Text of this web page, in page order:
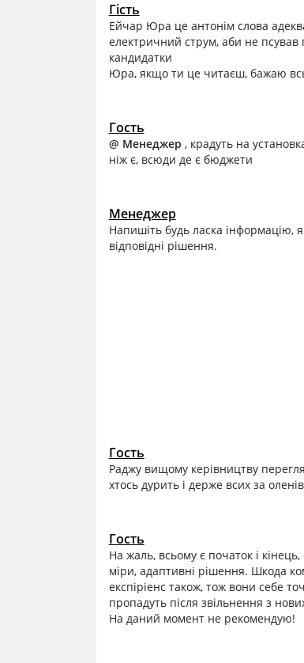
Гість
Ейчар Юра це антонім слова
електричний струм, аби не псував
кандидатки
Юра, якщо ти це читаєш, бажаю
Гость
@ Менеджер , крадуть на
ніж є, всюди де є бюджети
Менеджер
Напишіть будь ласка інформацію,
відповідні рішення.
Гость
Раджу вищому керівництву
хтось дурить і держе всих за
Гость
На жаль, всьому є початок і
міри, адаптивні рішення. Шкода
експіріенс також, тож вони себе
пропадуть після звільнення з
На даний момент не рекомендую!